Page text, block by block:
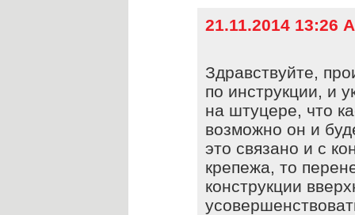
21.11.2014 13:26
Здравствуйте,
по инструкции, и
на штуцере, что
возможно он и
это связано и с
крепежа, то
конструкции